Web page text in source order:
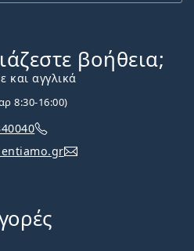
βοήθεια;
και αγγλικά
8:30-16:00)